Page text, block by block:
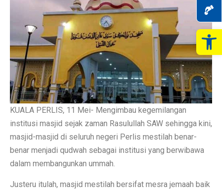
KUALA PERLIS, 11 Mei- Mengimbau kegemilangan
institusi masjid sejak zaman Rasulullah SAW sehingga kini,
masjid-masjid di seluruh negeri Perlis mestilah benar-
benar menjadi qudwah sebagai institusi yang berwibawa
dalam membangunkan ummah.
Justeru itulah, masjid mestilah bersifat mesra jemaah baik